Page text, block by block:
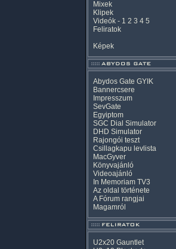
Mixek
Klipek
Videók - 1 2 3 4 5
Feliratok
Képek
Abydos Gate GYIK
Bannercsere
Impresszum
SevGate
Egyiptom
SGC Dial Simulator
DHD Simulator
Rajongói teszt
Csillagkapu levlista
MacGyver
Könyvajánló
Videoajánló
In Memoriam TV3
Az oldal története
A Fórum rangjai
Magamról
U2x20 Gauntlet